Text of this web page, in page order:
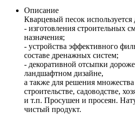
Описание
Кварцевый песок используется
- изготовления строительных
назначения;
- устройства эффективного
составе дренажных систем;
- декоративной отсыпки
ландшафтном дизайне,
а также для решения множества
строительстве, садоводстве,
и т.п. Просушен и просеян.
чистый продукт.